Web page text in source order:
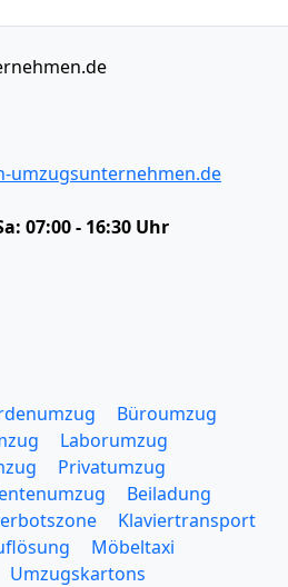
umzugsunternehmen.de
07:00 - 16:30 Uhr
Büroumzug
Laborumzug
Privatumzug
Beiladung
Klaviertransport
Möbeltaxi
Umzugskartons